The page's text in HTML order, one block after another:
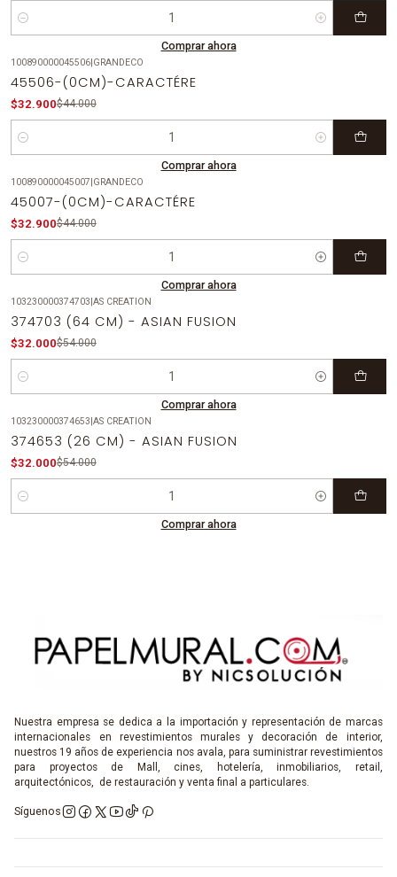
Cantidad
Comprar ahora
-25% OFF
100890000045506|GRANDECO
45506-(0CM)-CARACTÉRE
$32.900$44.000
Cantidad
Comprar ahora
-25% OFF
100890000045007|GRANDECO
45007-(0CM)-CARACTÉRE
$32.900$44.000
Cantidad
Comprar ahora
-41% OFF
103230000374703|AS CREATION
374703 (64 CM) - ASIAN FUSION
$32.000$54.000
Cantidad
Comprar ahora
-41% OFF
103230000374653|AS CREATION
374653 (26 CM) - ASIAN FUSION
$32.000$54.000
Cantidad
Comprar ahora
Nuestra empresa se dedica a la importación y representación de marcas
internacionales en revestimientos murales y decoración de interior,
nuestros 19 años de experiencia nos avala, para suministrar revestimientos
para proyectos de Mall, cines, hotelería, inmobiliarios, retail,
arquitectónicos, de restauración y venta final a particulares.
Síguenos